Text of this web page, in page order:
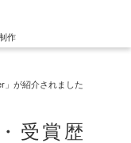
作
」が紹介されました
受賞歴